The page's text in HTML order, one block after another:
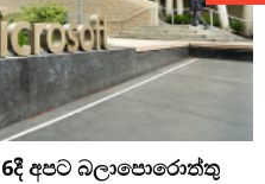
අපට බලාපොරොත්තු